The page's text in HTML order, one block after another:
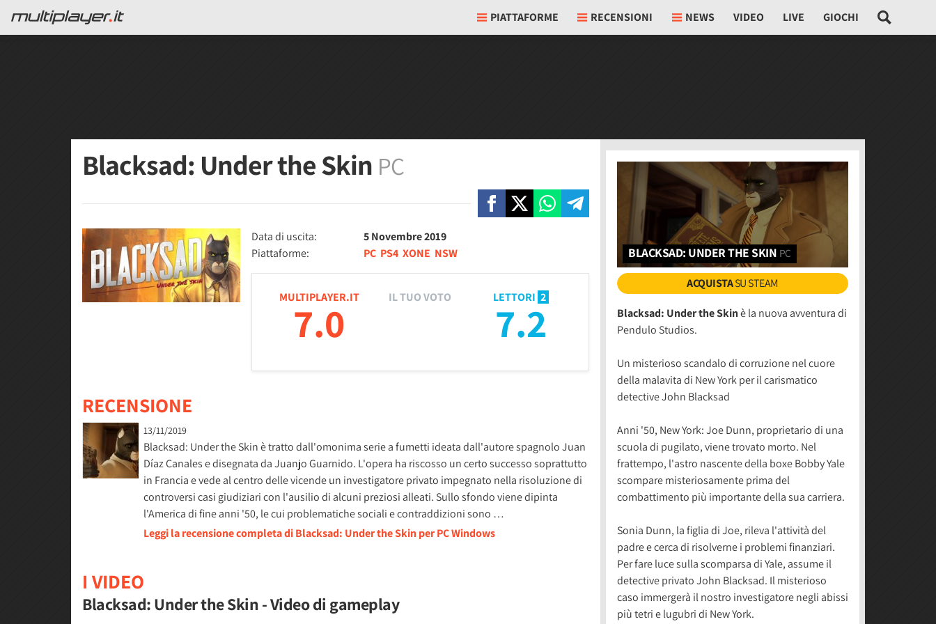
PIATTAFORME RECENSIONI NEWS VIDEO LIVE GIOCHI
Blacksad: Under the Skin PC
Data di uscita:
5 Novembre 2019
Piattaforme:
PC PS4 XONE NSW
MULTIPLAYER.IT
7.0
LETTORI 2
7.2
IL TUO VOTO
RECENSIONE
13/11/2019
Blacksad: Under the Skin è tratto dall'omonima serie a fumetti ideata dall'autore spagnolo Juan
Díaz Canales e disegnata da Juanjo Guarnido. L'opera ha riscosso un certo successo soprattutto
in Francia e vede al centro delle vicende un investigatore privato impegnato nella risoluzione di
controversi casi giudiziari con l'ausilio di alcuni preziosi alleati. Sullo sfondo viene dipinta
l'America di fine anni '50, le cui problematiche sociali e contraddizioni sono …
Leggi la recensione completa di Blacksad: Under the Skin per PC Windows
I VIDEO
Blacksad: Under the Skin - Video di gameplay
BLACKSAD: UNDER THE SKIN PC
ACQUISTASU STEAM
Blacksad: Under the Skinè la nuova avventura di
Pendulo Studios.
Un misterioso scandalo di corruzione nel cuore
della malavita di New York per il carismatico
detective John Blacksad
Anni '50, New York: Joe Dunn, proprietario di una
scuola di pugilato, viene trovato morto. Nel
frattempo, l'astro nascente della boxe Bobby Yale
scompare misteriosamente prima del
combattimento più importante della sua carriera.
Sonia Dunn, la figlia di Joe, rileva l'attività del
padre e cerca di risolverne i problemi finanziari.
Per fare luce sulla scomparsa di Yale, assume il
detective privato John Blacksad. Il misterioso
caso immergerà il nostro investigatore negli abissi
più tetri e lugubri di New York.